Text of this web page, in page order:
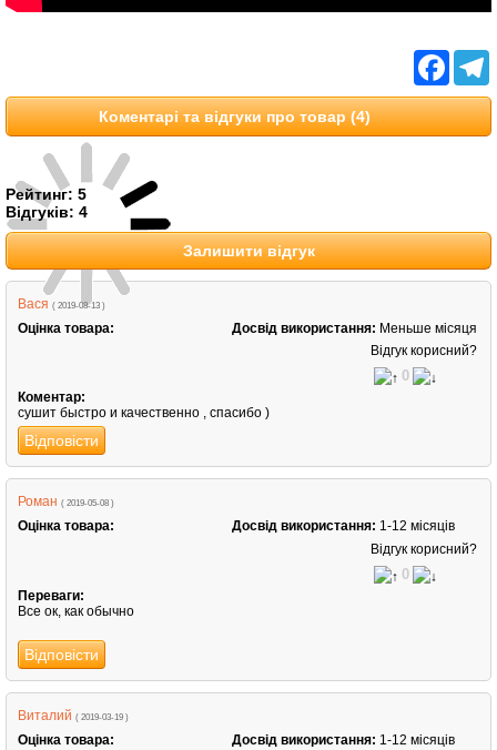
Коментарі та відгуки про товар (4)
Рейтинг: 5
Відгуків: 4
Залишити відгук
Вася ( 2019-08-13 )
Оцінка товара: Досвід використання: Меньше місяця
Відгук корисний?
0
Коментар:
сушит быстро и качественно , спасибо )
Відповісти
Роман ( 2019-05-08 )
Оцінка товара: Досвід використання: 1-12 місяців
Відгук корисний?
0
Переваги:
Все ок, как обычно
Відповісти
Виталий ( 2019-03-19 )
Оцінка товара: Досвід використання: 1-12 місяців